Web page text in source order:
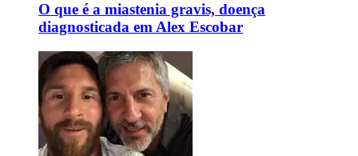
O que é a miastenia gravis, doença
diagnosticada em Alex Escobar